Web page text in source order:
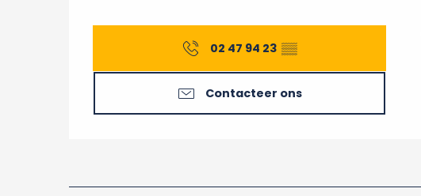
02 47 94 23 ▒▒
Contacteer ons